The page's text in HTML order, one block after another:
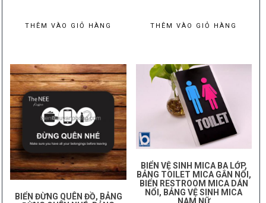
THÊM VÀO GIỎ HÀNG THÊM VÀO GIỎ HÀNG
BIỂN ĐỪNG QUÊN ĐỒ, BẢNG
BIỂN VỆ SINH MICA BA LỚP,
BẢNG TOILET MICA GẮN NỔI,
BIỂN RESTROOM MICA DÁN
NỔI, BẢNG VỆ SINH MICA